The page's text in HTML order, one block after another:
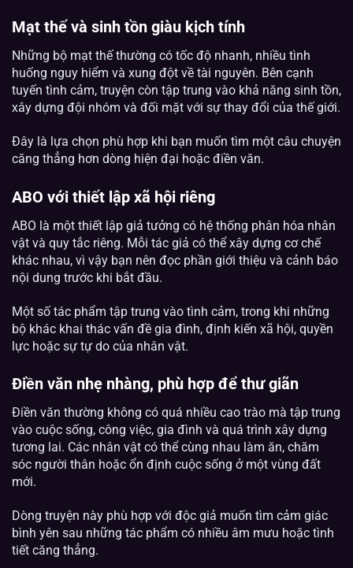
Mạt thế và sinh tồn giàu kịch tính
Những bộ mạt thế thường có tốc độ nhanh, nhiều tình
huống nguy hiểm và xung đột về tài nguyên. Bên cạnh
tuyến tình cảm, truyện còn tập trung vào khả năng sinh tồn,
xây dựng đội nhóm và đối mặt với sự thay đổi của thế giới.
Đây là lựa chọn phù hợp khi bạn muốn tìm một câu chuyện
căng thẳng hơn dòng hiện đại hoặc điền văn.
ABO với thiết lập xã hội riêng
ABO là một thiết lập giả tưởng có hệ thống phân hóa nhân
vật và quy tắc riêng. Mỗi tác giả có thể xây dựng cơ chế
khác nhau, vì vậy bạn nên đọc phần giới thiệu và cảnh báo
nội dung trước khi bắt đầu.
Một số tác phẩm tập trung vào tình cảm, trong khi những
bộ khác khai thác vấn đề gia đình, định kiến xã hội, quyền
lực hoặc sự tự do của nhân vật.
Điền văn nhẹ nhàng, phù hợp để thư giãn
Điền văn thường không có quá nhiều cao trào mà tập trung
vào cuộc sống, công việc, gia đình và quá trình xây dựng
tương lai. Các nhân vật có thể cùng nhau làm ăn, chăm
sóc người thân hoặc ổn định cuộc sống ở một vùng đất
mới.
Dòng truyện này phù hợp với độc giả muốn tìm cảm giác
bình yên sau những tác phẩm có nhiều âm mưu hoặc tình
tiết căng thẳng.